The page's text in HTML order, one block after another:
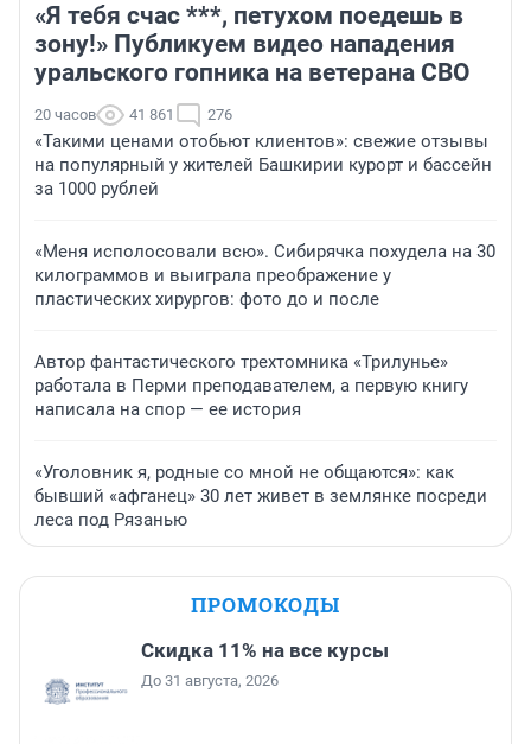
«Я тебя счас ***, петухом поедешь в
зону!» Публикуем видео нападения
уральского гопника на ветерана СВО
20 часов 41 861 276
«Такими ценами отобьют клиентов»: свежие отзывы
на популярный у жителей Башкирии курорт и бассейн
за 1000 рублей
«Меня исполосовали всю». Сибирячка похудела на 30
килограммов и выиграла преображение у
пластических хирургов: фото до и после
Автор фантастического трехтомника «Трилунье»
работала в Перми преподавателем, а первую книгу
написала на спор — ее история
«Уголовник я, родные со мной не общаются»: как
бывший «афганец» 30 лет живет в землянке посреди
леса под Рязанью
ПРОМОКОДЫ
Скидка 11% на все курсы
До 31 августа, 2026